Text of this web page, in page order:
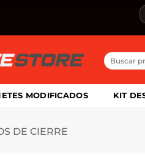
Buscar
por:
MODIFICADOS KIT
DE CIERRE